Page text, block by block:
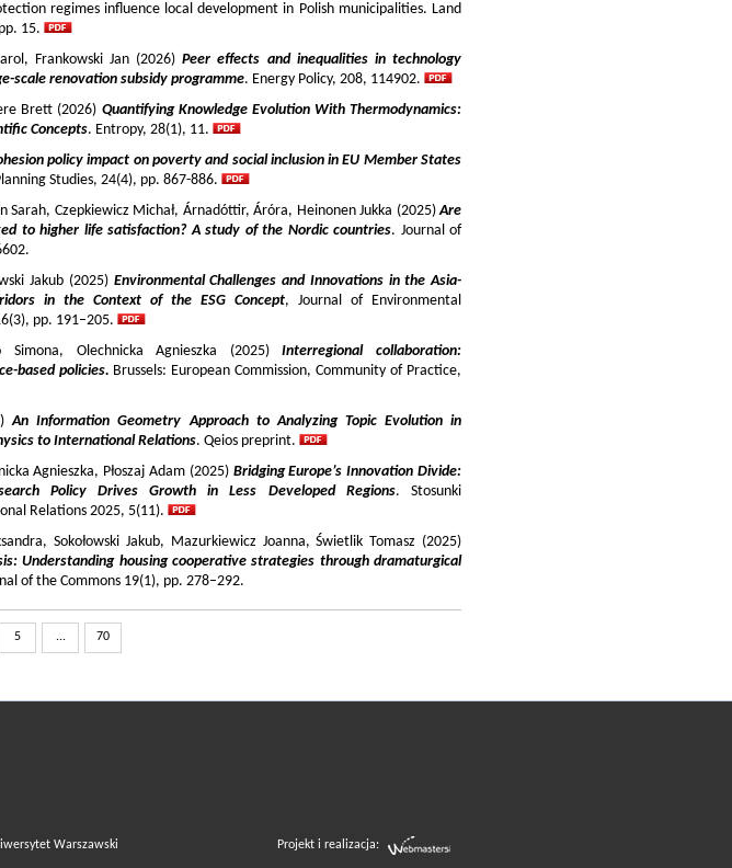
regimes influence local development in Polish municipalities. Land
15.
Frankowski Jan (2026)Peer effects and inequalities in technology
scale renovation subsidy programme. Energy Policy, 208, 114902.
Brett (2026) Quantifying Knowledge Evolution With Thermodynamics:
Concepts. Entropy, 28(1), 11.
policy impact on poverty and social inclusion in EU Member States
Studies, 24(4), pp. 867-886.
Sarah, Czepkiewicz Michał, Árnadóttir, Áróra, Heinonen Jukka (2025)Are
to higher life satisfaction? A study of the Nordic countries. Journal of
Jakub (2025) Environmental Challenges and Innovations in the Asia-
in the Context of the ESG Concept, Journal of Environmental
pp. 191–205.
Simona, Olechnicka Agnieszka (2025)Interregional collaboration:
based policies. Brussels: European Commission, Community of Practice,
An Information Geometry Approach to Analyzing Topic Evolution in
to International Relations. Qeios preprint.
Agnieszka, Płoszaj Adam (2025) Bridging Europe’s Innovation Divide:
Policy Drives Growth in Less Developed Regions. Stosunki
Relations 2025, 5(11).
Sokołowski Jakub, Mazurkiewicz Joanna, Świetlik Tomasz (2025)
Understanding housing cooperative strategies through dramaturgical
of the Commons 19(1), pp. 278–292.
5 ... 70
Warszawski Projekt i realizacja: